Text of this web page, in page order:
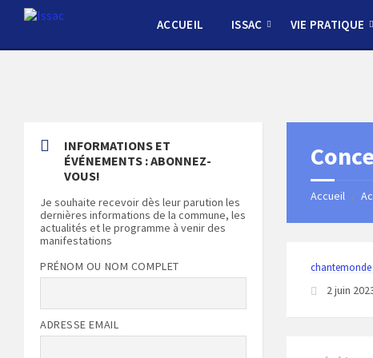
sidebar
sidebar
ACCUEIL ISSAC VIE PRATIQUE
Accueil /
chantemonde
2 juin
INFORMATIONS ET
ÉVÉNEMENTS : ABONNEZ-
VOUS!
Je souhaite recevoir dès leur parution les
dernières informations de la commune, les
actualités et le programme à venir des
manifestations
PRÉNOM OU NOM COMPLET
ADRESSE EMAIL